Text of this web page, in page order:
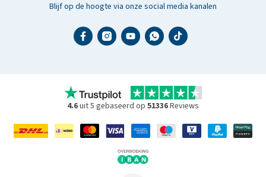
Blijf op de hoogte via onze social media kanalen
4.6uit 5 gebaseerd op 51336Reviews